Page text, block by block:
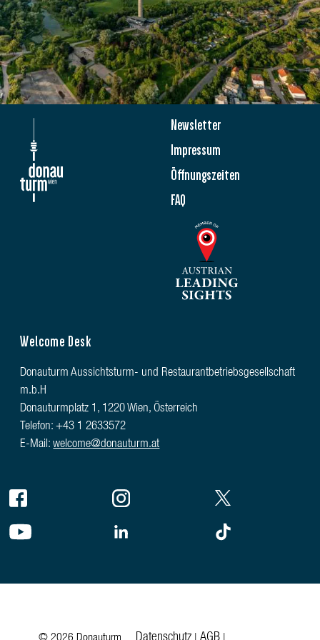
Newsletter
Impressum
Öffnungszeiten
FAQ
Welcome Desk
Donauturm Aussichtsturm- und Restaurantbetriebsgesellschaft
m.b.H
Donauturmplatz 1, 1220 Wien, Österreich
Telefon: +43 1 2633572
E-Mail:welcome@donauturm.at